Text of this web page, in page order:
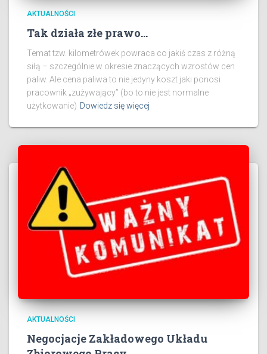
AKTUALNOŚCI
Tak działa złe prawo…
Temat tzw. kilometrówek powraca co jakiś czas z różną
siłą – szczególnie w okresie znaczących wzrostów cen
paliw. Ale cena paliwa to nie jedyny koszt jaki ponosi
pracownik „zużywający” (bo to nie jest normalne
użytkowanie) Dowiedz się więcej
AKTUALNOŚCI
Negocjacje Zakładowego Układu